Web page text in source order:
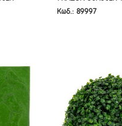
ΤΕΤΡΑΓΩΝΟ
ΤΕΤΡΑΓΩΝΟ
Κωδ.: 89997